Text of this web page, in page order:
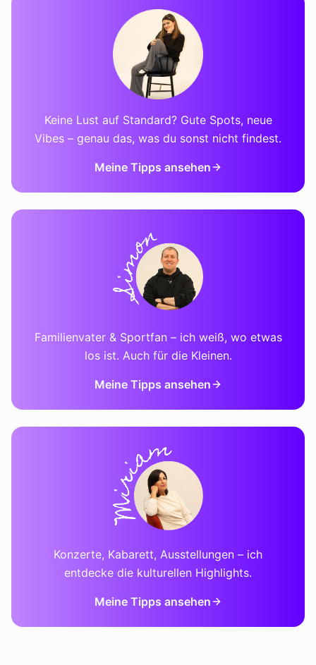
Keine Lust auf Standard? Gute Spots, neue
Vibes – genau das, was du sonst nicht findest.
Meine Tipps ansehen
Familienvater & Sportfan – ich weiß, wo etwas
los ist. Auch für die Kleinen.
Meine Tipps ansehen
Konzerte, Kabarett, Ausstellungen – ich
entdecke die kulturellen Highlights.
Meine Tipps ansehen